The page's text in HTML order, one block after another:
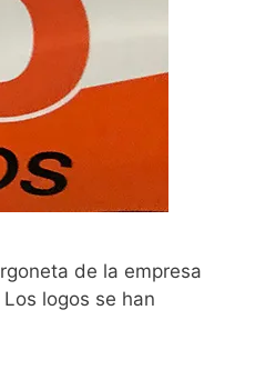
de la empresa
logos se han